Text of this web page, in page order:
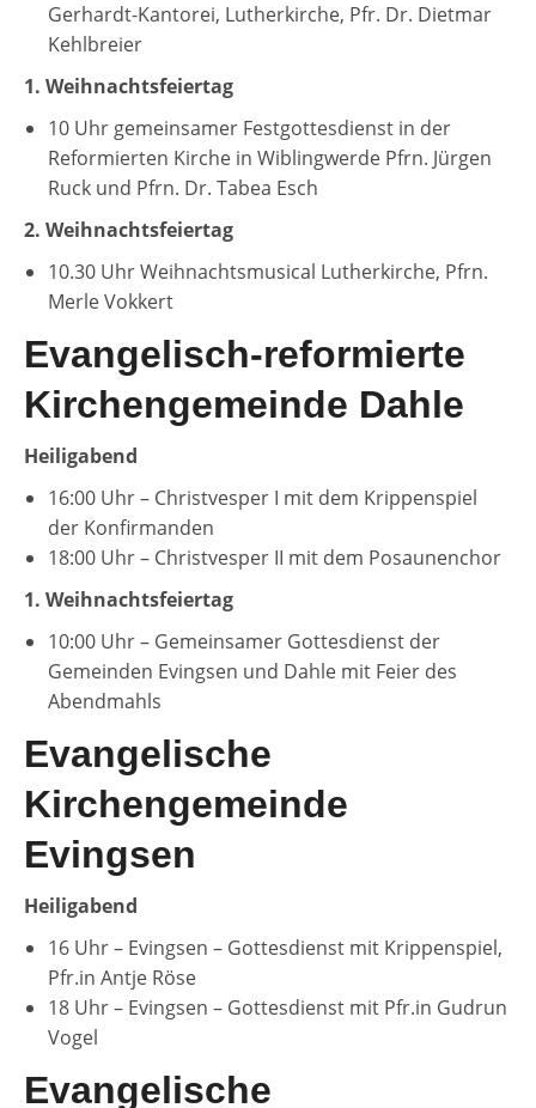
Gerhardt-Kantorei, Lutherkirche, Pfr. Dr. Dietmar
Kehlbreier
1. Weihnachtsfeiertag
10 Uhr gemeinsamer Festgottesdienst in der
Reformierten Kirche in Wiblingwerde Pfrn. Jürgen
Ruck und Pfrn. Dr. Tabea Esch
2. Weihnachtsfeiertag
10.30 Uhr Weihnachtsmusical Lutherkirche, Pfrn.
Merle Vokkert
Evangelisch-reformierte
Kirchengemeinde Dahle
Heiligabend
16:00 Uhr – Christvesper I mit dem Krippenspiel
der Konfirmanden
18:00 Uhr – Christvesper II mit dem Posaunenchor
1. Weihnachtsfeiertag
10:00 Uhr – Gemeinsamer Gottesdienst der
Gemeinden Evingsen und Dahle mit Feier des
Abendmahls
Evangelische
Kirchengemeinde
Evingsen
Heiligabend
16 Uhr – Evingsen – Gottesdienst mit Krippenspiel,
Pfr.in Antje Röse
18 Uhr – Evingsen – Gottesdienst mit Pfr.in Gudrun
Vogel
Evangelische